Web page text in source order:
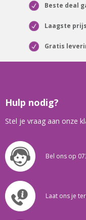
Beste deal
Laagste
Gratis
Hulp nodig?
Stel je vraag aan onze
Bel ons op
Laat ons je